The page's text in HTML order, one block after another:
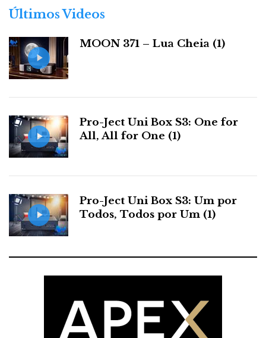
r
s
Últimos Videos
MOON 371 – Lua Cheia (1)
Pro-Ject Uni Box S3: One for
All, All for One (1)
Pro-Ject Uni Box S3: Um por
Todos, Todos por Um (1)